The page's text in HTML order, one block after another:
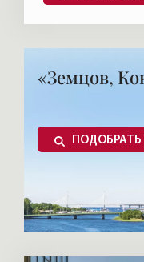
«Земцов,